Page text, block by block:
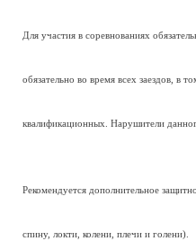
Для участия в соревнованиях
обязательно во время всех заездов, в
квалификационных. Нарушители
Рекомендуется дополнительное
спину, локти, колени, плечи и голени).